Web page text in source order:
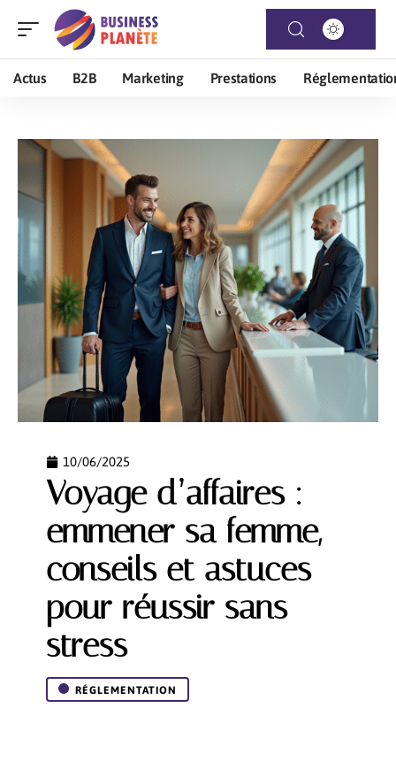
Actus B2B Marketing Prestations
10/06/2025
Voyage d’affaires :
emmener sa femme,
conseils et astuces
pour réussir sans
stress
RÉGLEMENTATION